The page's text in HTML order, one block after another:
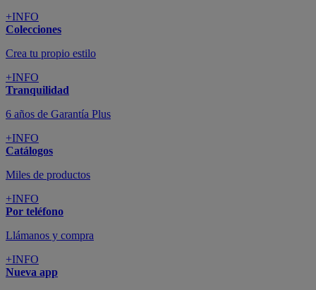
+INFO
Colecciones
Crea tu propio estilo
+INFO
Tranquilidad
6 años de Garantía Plus
+INFO
Catálogos
Miles de productos
+INFO
Por teléfono
Llámanos y compra
+INFO
Nueva app